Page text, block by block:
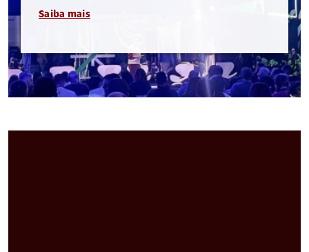
Saiba mais